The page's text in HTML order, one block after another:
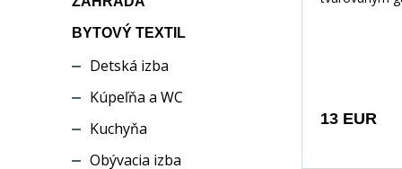
BYTOVÝ TEXTIL
Detská izba
Kúpeľňa a WC
Kuchyňa
Obývacia izba
Vankúš je
dá sa ľahko
prispieva k
13 EUR